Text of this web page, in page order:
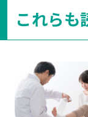
これらも